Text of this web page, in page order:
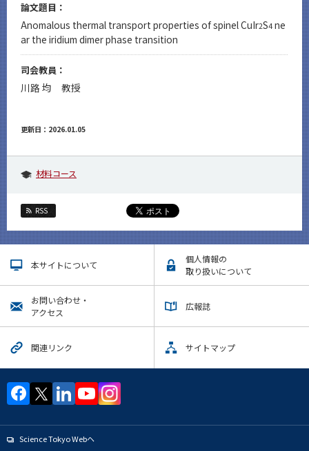
論文題目：
Anomalous thermal transport properties of spinel CuIr2S4 ne
ar the iridium dimer phase transition
司会教員：
川路 均 教授
更新日：2026.01.05
材料コース
RSS
本サイトについて
個人情報の
取り扱いについて
お問い合わせ・
アクセス
広報誌
関連リンク サイトマップ
Science Tokyo Webヘ
サイト構成